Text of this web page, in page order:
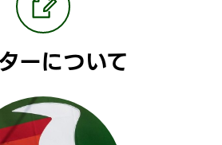
ーについて